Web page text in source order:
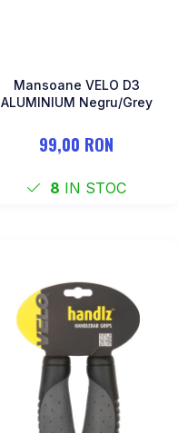
Mansoane VELO D3
ALUMINIUM Negru/Grey
99,00 RON
8 IN STOC